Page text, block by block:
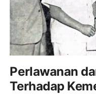
Perlawanan
Terhadap